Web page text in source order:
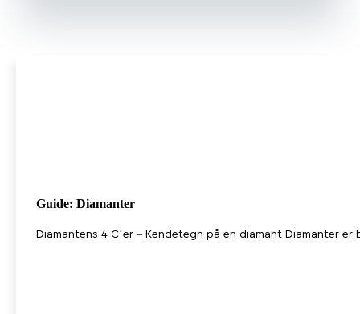
Guide: Diamanter
Diamantens 4 C’er – Kendetegn på en diamant Diamanter